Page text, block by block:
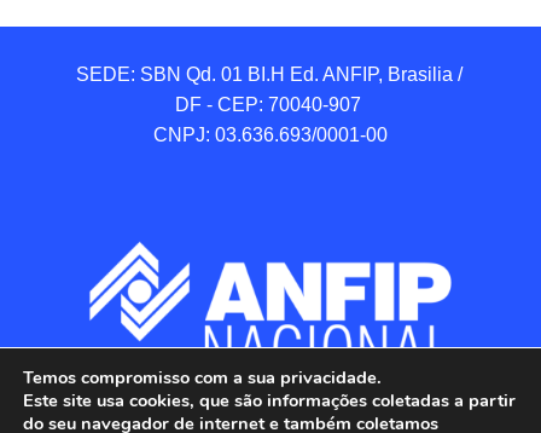
SEDE: SBN Qd. 01 BI.H Ed. ANFIP, Brasilia /
DF - CEP: 70040-907
CNPJ: 03.636.693/0001-00
Temos compromisso com a sua privacidade.
Este site usa cookies, que são informações coletadas a partir
do seu navegador de internet e também coletamos